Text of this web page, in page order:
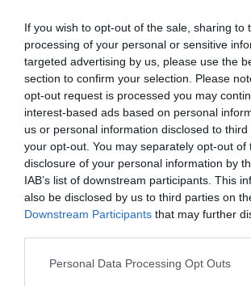
If you wish to opt-out of the sale, sharing to
processing of your personal or sensitive
targeted advertising by us, please use the
section to confirm your selection. Please
opt-out request is processed you may
interest-based ads based on personal
us or personal information disclosed to
your opt-out. You may separately opt-out of
disclosure of your personal information by
IAB’s list of downstream participants. This
also be disclosed by us to third parties on
Downstream Participants that may further
Please note that this website/app uses one
Personal Data Processing Opt Outs
Bradley már találkozott a színésznő
azonban egyelőre csak barátként
írja a GossipCop.